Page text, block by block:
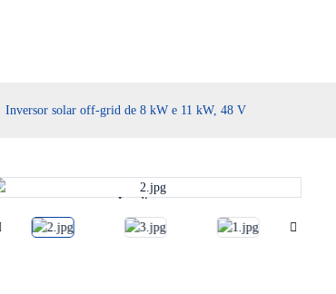
Inversor solar off-grid de 8 kW e 11 kW, 48 V
Loading...
Loading...